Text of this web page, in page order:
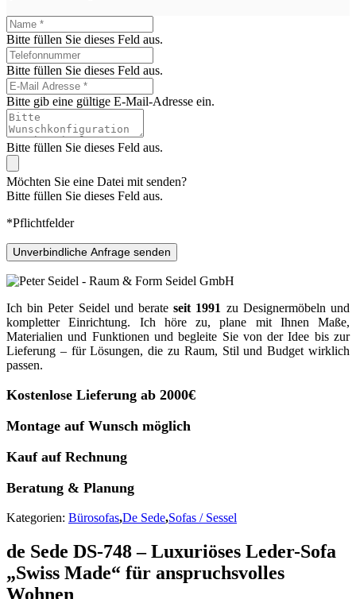
Bitte füllen Sie dieses Feld aus.
Bitte füllen Sie dieses Feld aus.
Bitte gib eine gültige E-Mail-Adresse ein.
Bitte füllen Sie dieses Feld aus.
Möchten Sie eine Datei mit senden?
Bitte füllen Sie dieses Feld aus.
*Pflichtfelder
Unverbindliche Anfrage senden
Ich bin Peter Seidel und berateseit 1991 zu Designermöbeln und
kompletter Einrichtung. Ich höre zu, plane mit Ihnen Maße,
Materialien und Funktionen und begleite Sie von der Idee bis zur
Lieferung – für Lösungen, die zu Raum, Stil und Budget wirklich
passen.
Kostenlose Lieferung ab 2000€
Montage auf Wunsch möglich
Kauf auf Rechnung
Beratung & Planung
Kategorien: Bürosofas,De Sede,Sofas / Sessel
de Sede DS-748 – Luxuriöses Leder-Sofa
„Swiss Made“ für anspruchsvolles
Wohnen